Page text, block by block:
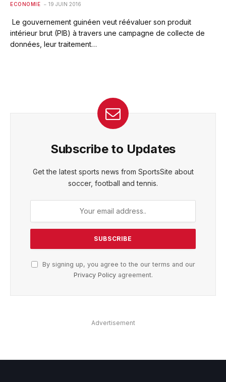
ECONOMIE 19 JUIN 2016
Le gouvernement guinéen veut réévaluer son produit
intérieur brut (PIB) à travers une campagne de collecte de
données, leur traitement…
Subscribe to Updates
Get the latest sports news from SportsSite about
soccer, football and tennis.
By signing up, you agree to the our terms and our
Privacy Policyagreement.
Advertisement